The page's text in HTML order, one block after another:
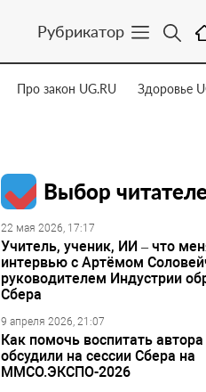
Рубрикатор
Про закон UG.RU Здоровье
Выбор
22 мая 2026, 17:17
Учитель, ученик, ИИ – что
интервью с Артёмом
руководителем Индустрии
Сбера
9 апреля 2026, 21:07
Как помочь воспитать
обсудили на сессии Сбера на
ММСО.ЭКСПО-2026